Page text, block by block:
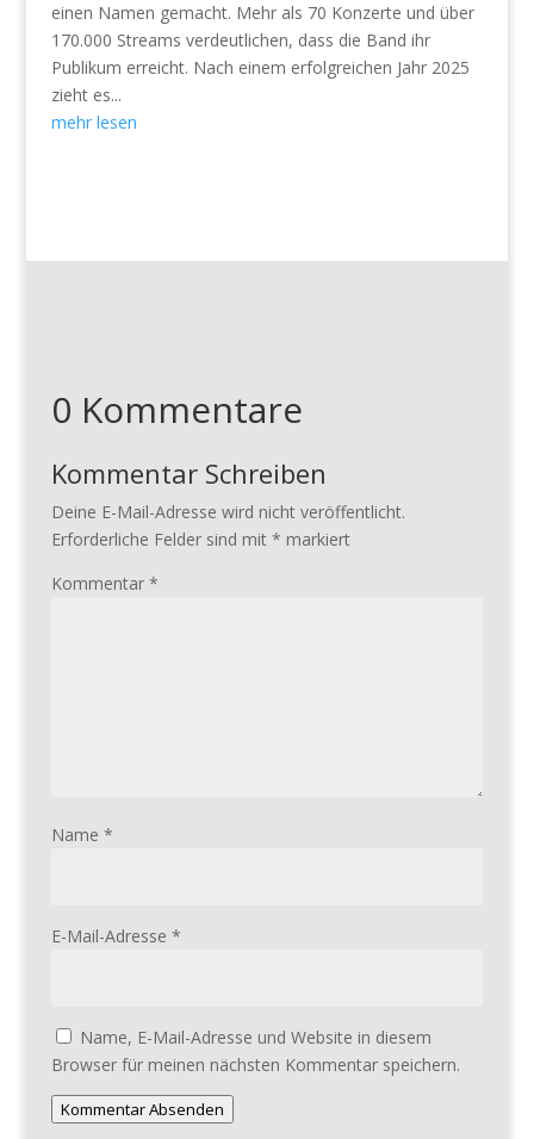
einen Namen gemacht. Mehr als 70 Konzerte und über
170.000 Streams verdeutlichen, dass die Band ihr
Publikum erreicht. Nach einem erfolgreichen Jahr 2025
zieht es...
mehr lesen
0 Kommentare
Kommentar Schreiben
Deine E-Mail-Adresse wird nicht veröffentlicht.
Erforderliche Felder sind mit * markiert
Kommentar *
Name *
E-Mail-Adresse *
Name, E-Mail-Adresse und Website in diesem
Browser für meinen nächsten Kommentar speichern.
Kommentar Absenden